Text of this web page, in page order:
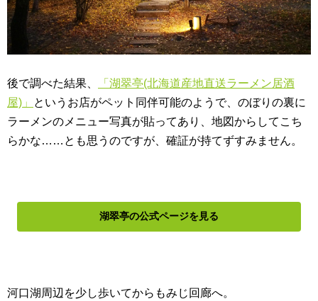
後で調べた結果、
「湖翠亭(北海道産地直送ラーメン居酒
屋)」
というお店がペット同伴可能のようで、のぼりの裏に
ラーメンのメニュー写真が貼ってあり、地図からしてこち
らかな……とも思うのですが、確証が持てずすみません。
湖翠亭の公式ページを見る
河口湖周辺を少し歩いてからもみじ回廊へ。